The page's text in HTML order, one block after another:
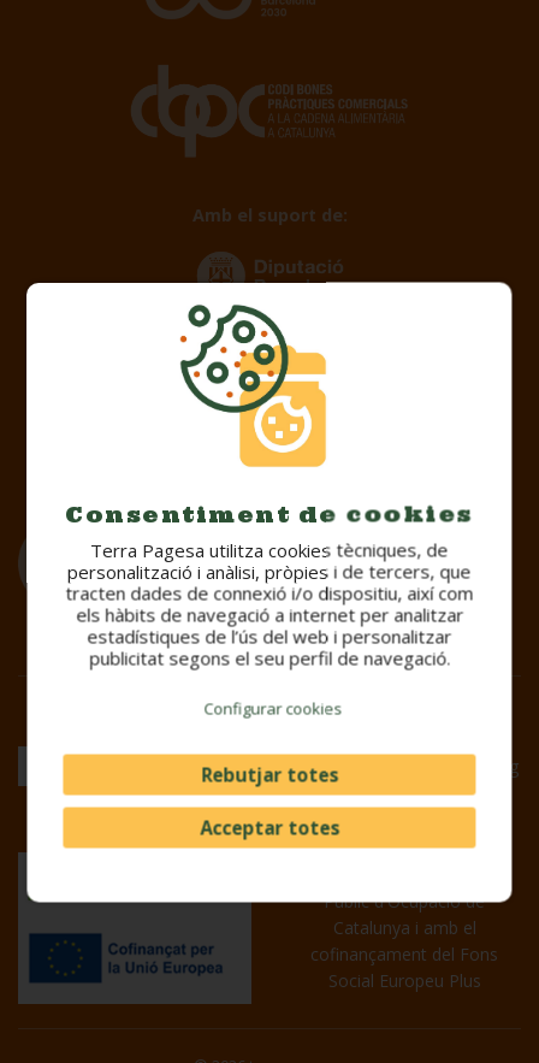
Amb el suport de:
identificar els pagesos catalans que venen ells
mateixos els seus productes al públic, segons el
Decret 24/2013
Entitat adherida a l’Acord
Pràctiques Comercials al llarg
de la Cadena Alimentària a
Catalunya (CBPC)
Públic d'Ocupació de
Catalunya i amb el
cofinançament del Fons
Social Europeu Plus
Consentiment de cookies
Terra Pagesa utilitza cookies tècniques, de
personalització i anàlisi, pròpies i de tercers, que
tracten dades de connexió i/o dispositiu, així com
els hàbits de navegació a internet per analitzar
estadístiques de l’ús del web i personalitzar
publicitat segons el seu perfil de navegació.
Configurar cookies
Rebutjar totes
Acceptar totes